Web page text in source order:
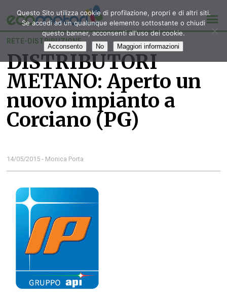
RETE-DISTRIBUZIONE
DISTRIBUTORI
METANO: Aperto un
nuovo impianto a
Corciano (PG)
14/05/2015 - Monica Porta
Questo Sito utilizza cookie di profilazione, propri e di altri siti.
Se accedi ad un qualunque elemento sottostante o chiudi
questo banner, acconsenti all'uso dei cookie.
Acconsento No Maggiori informazioni